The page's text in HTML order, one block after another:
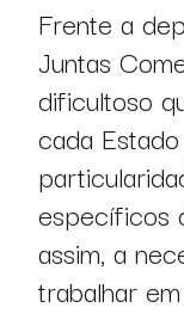
Frente a
Juntas
dificultoso
cada
específicos
assim, a
trabalhar